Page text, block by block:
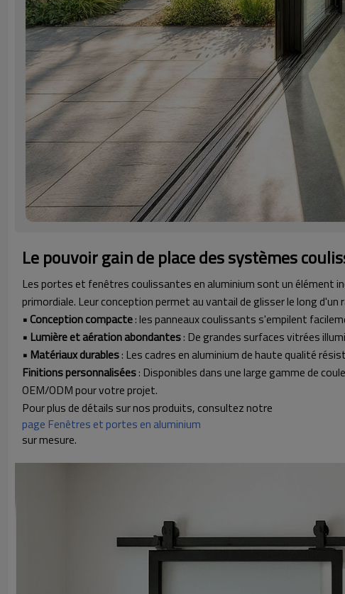
Le pouvoir gain de place des systèmes
Les portes et fenêtres coulissantes en aluminium sont un élément
primordiale. Leur conception permet au vantail de glisser le long
• Conception compacte: les panneaux coulissants s'empilent
• Lumière et aération abondantes: De grandes surfaces vitrées
• Matériaux durables: Les cadres en aluminium de haute qualité
Finitions personnalisées: Disponibles dans une large gamme de
OEM/ODM pour votre projet.
Pour plus de détails sur nos produits, consultez notre
page Fenêtres et portes en aluminium
sur mesure.